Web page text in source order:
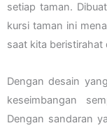
setiap taman.
kursi taman ini
saat kita
Dengan desain
keseimbangan
Dengan sandaran